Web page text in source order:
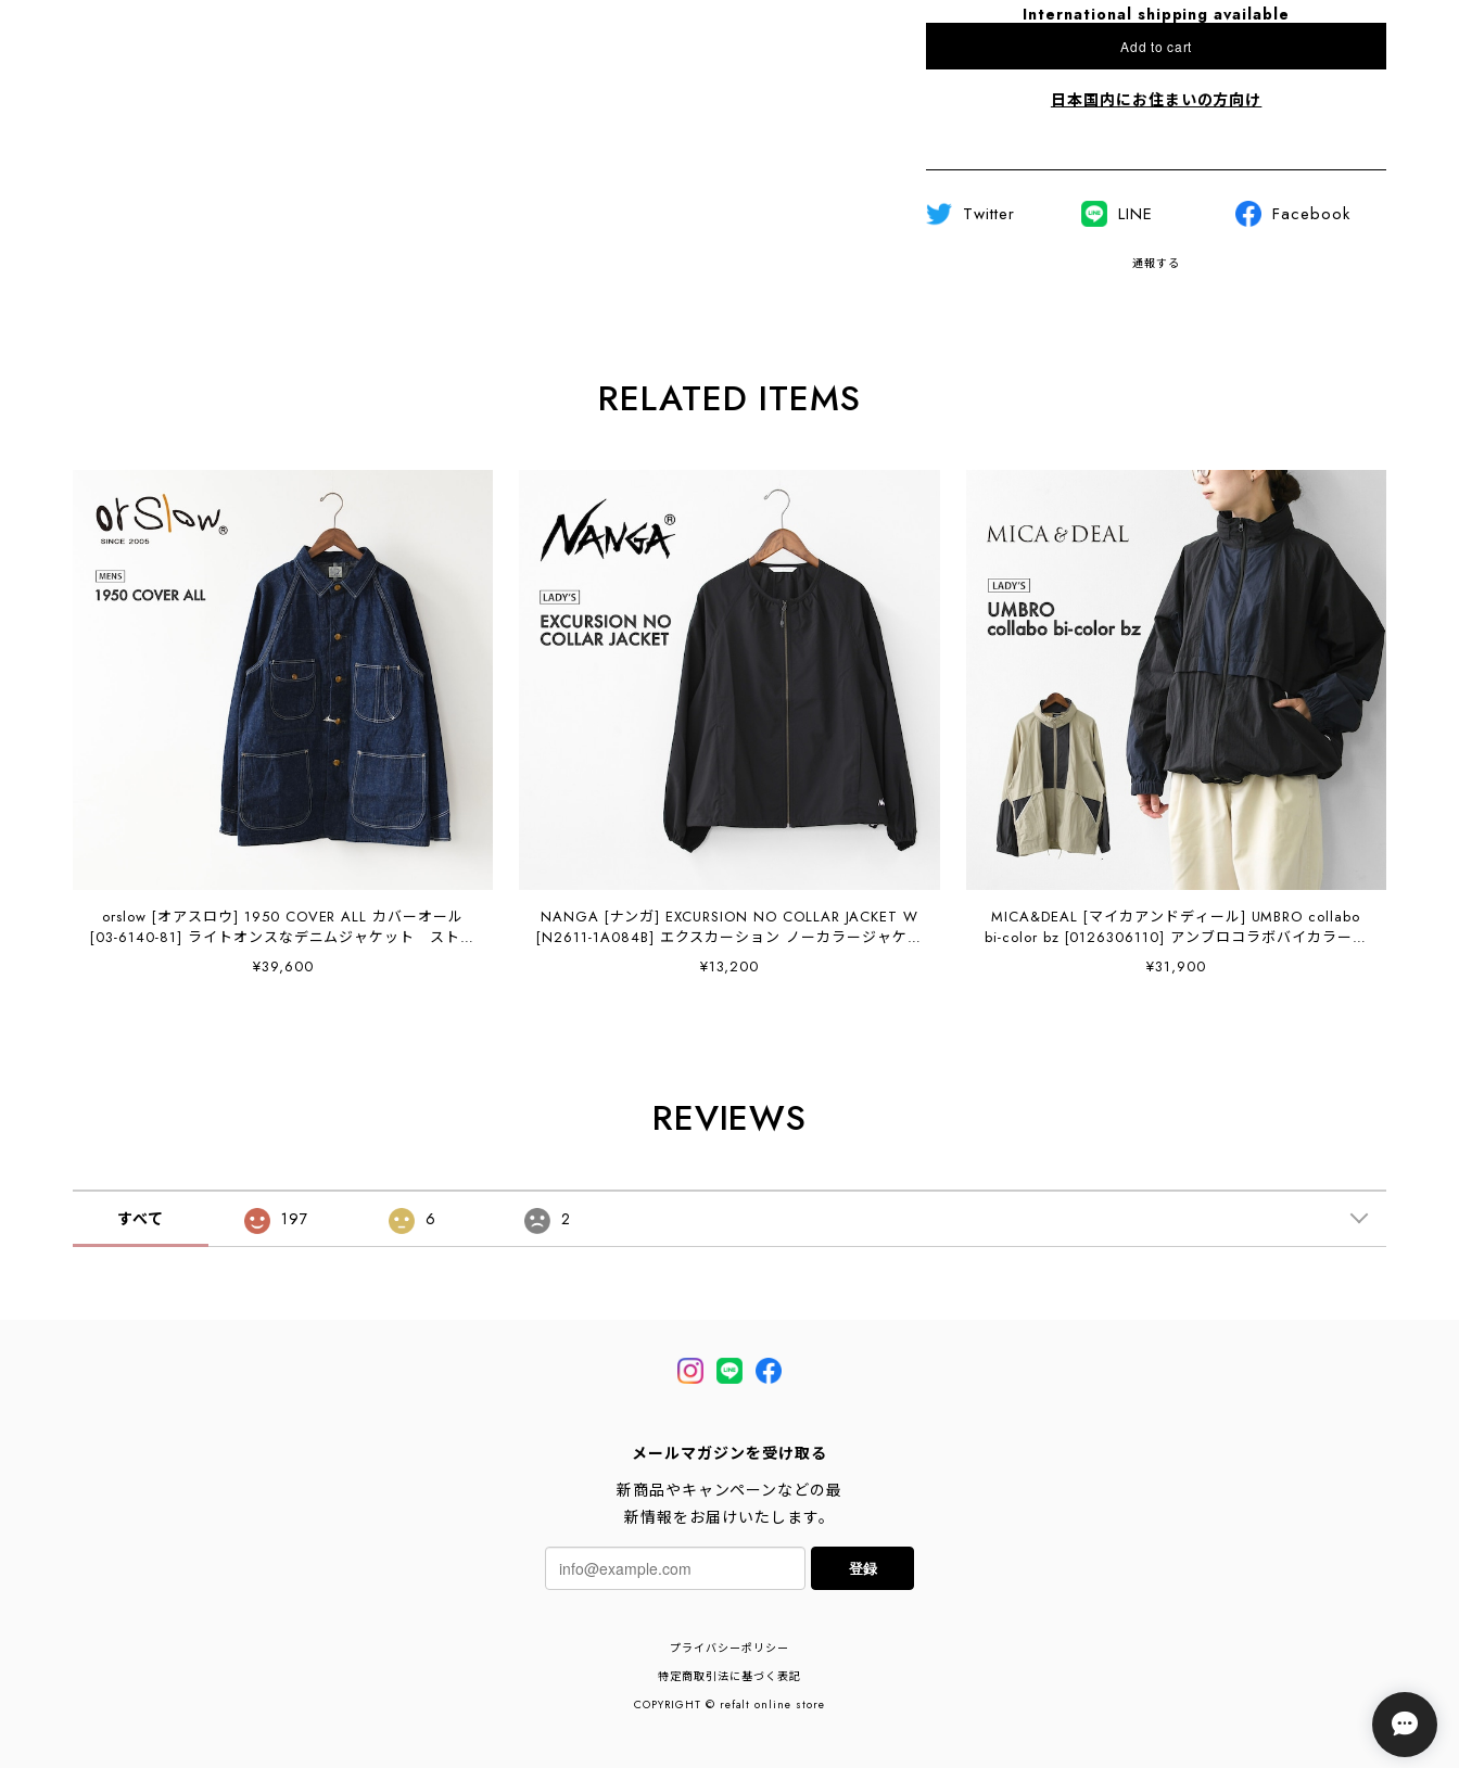
International shipping available
Add to cart
日本国内にお住まいの方向け
Twitter LINE Facebook
通報する
RELATED ITEMS
orslow [オアスロウ] 1950 COVER ALL カバーオール
[03-6140-81] ライトオンスなデニムジャケット ストア
系ビンテージ好き必見 MEN'S / LADY'S [2026AW]
¥39,600
NANGA [ナンガ] EXCURSION NO COLLAR JACKET W
[N2611-1A084B] エクスカーション ノーカラージャケッ
ト （ウィメンズ）・羽織り・ゆったりシルエット・アウ
ター・シンプル・軽量・LADY'S [2026SS]
¥13,200
MICA&DEAL [マイカアンドディール] UMBRO collabo
bi-color bz [0126306110] アンブロコラボバイカラービ
ーズ・ジャケット・ナイロン製・防寒・アウター・コラ
ボ商品・LADY'S [2026SS]
¥31,900
REVIEWS
すべて 197 6 2
メールマガジンを受け取る
新商品やキャンペーンなどの最
新情報をお届けいたします。
登録
プライバシーポリシー
特定商取引法に基づく表記
COPYRIGHT © refalt online store